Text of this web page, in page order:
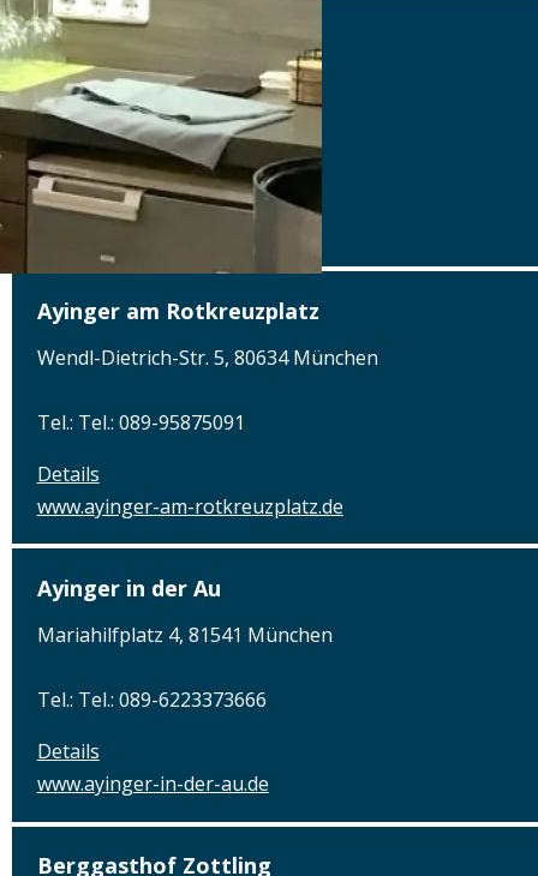
Ayinger am Platzl
Platzl 1A , 80331 München
Tel.: Tel.: 089-23 703 666
Details
www.ayinger-am-platzl.de
Ayinger am Rotkreuzplatz
Wendl-Dietrich-Str. 5, 80634 München
Tel.: Tel.: 089-95875091
Details
www.ayinger-am-rotkreuzplatz.de
Ayinger in der Au
Mariahilfplatz 4, 81541 München
Tel.: Tel.: 089-6223373666
Details
www.ayinger-in-der-au.de
Berggasthof Zottling